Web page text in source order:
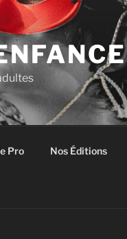
Pro Nos Éditions